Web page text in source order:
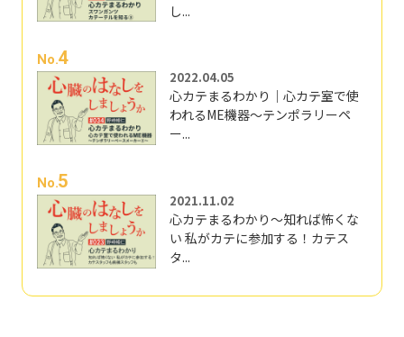
し...
No.4
2022.04.05
心カテまるわかり｜心カテ室で使
われるME機器～テンポラリーペ
ー...
No.5
2021.11.02
心カテまるわかり～知れば怖くな
い 私がカテに参加する！カテス
タ...